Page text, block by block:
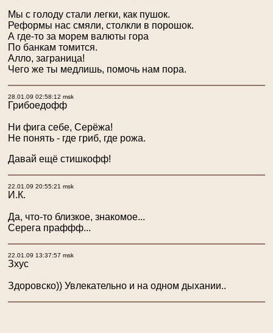
Мы с голоду стали легки, как пушок.
Реформы нас смяли, столкли в порошок.
А где-то за морем валюты гора
По банкам томится.
Алло, заграница!
Чего же ты медлишь, помочь нам пора.
28.01.09 02:58:12 msk
Грибоедофф
Ни фига себе, Серёжа!
Не понять - где гриб, где рожа.
Давай ещё стишкофф!
22.01.09 20:55:21 msk
И.К.
Да, что-то близкое, знакомое...
Серега праффф...
22.01.09 13:37:57 msk
Зхус
Здоровско)) Увлекательно и на одном дыхании..